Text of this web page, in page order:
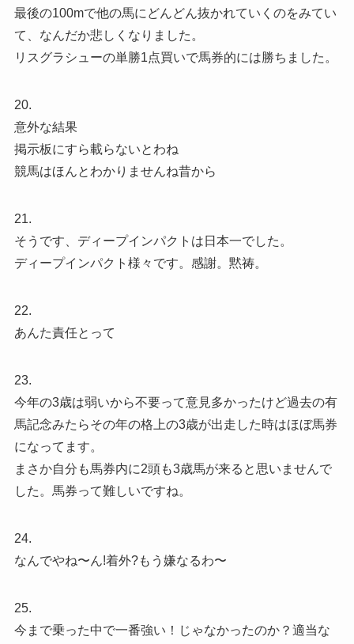
最後の100mで他の馬にどんどん抜かれていくのをみてい
て、なんだか悲しくなりました。
リスグラシューの単勝1点買いで馬券的には勝ちました。
20.
意外な結果
掲示板にすら載らないとわね
競馬はほんとわかりませんね昔から
21.
そうです、ディープインパクトは日本一でした。
ディープインパクト様々です。感謝。黙祷。
22.
あんた責任とって
23.
今年の3歳は弱いから不要って意見多かったけど過去の有
馬記念みたらその年の格上の3歳が出走した時はほぼ馬券
になってます。
まさか自分も馬券内に2頭も3歳馬が来ると思いませんで
した。馬券って難しいですね。
24.
なんでやね〜ん!着外?もう嫌なるわ〜
25.
今まで乗った中で一番強い！じゃなかったのか？適当な